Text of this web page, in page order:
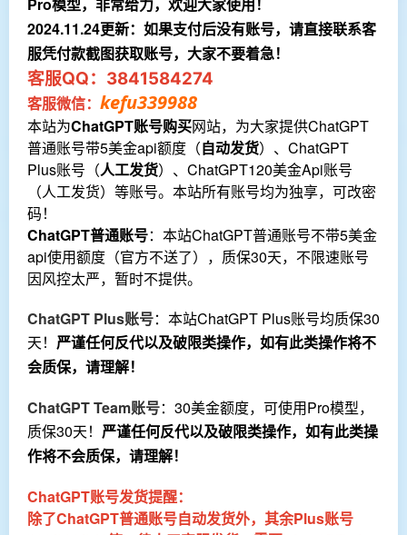
2024.11.24更新：如果支付后没有账号，请直接联系客
服凭付款截图获取账号，大家不要着急！
客服QQ： 3841584274
客服微信： kefu339988
本站为ChatGPT账号购买网站，为大家提供ChatGPT
普通账号带5美金api额度（自动发货）、ChatGPT
Plus账号（人工发货）、ChatGPT120美金Api账号
（人工发货）等账号。本站所有账号均为独享，可改密
码！
ChatGPT普通账号：本站ChatGPT普通账号不带5美金
api使用额度（官方不送了），质保30天，不限速账号
因风控太严，暂时不提供。
ChatGPT Plus账号：本站ChatGPT Plus账号均质保30
天！ 严谨任何反代以及破限类操作，如有此类操作将不
会质保，请理解！
ChatGPT Team账号：30美金额度，可使用Pro模型，
质保30天！ 严谨任何反代以及破限类操作，如有此类操
作将不会质保，请理解！
ChatGPT账号发货提醒：
除了ChatGPT普通账号自动发货外，其余Plus账号